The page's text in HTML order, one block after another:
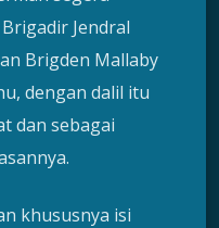
Jendral
Brigden Mallaby
dengan dalil itu
dan sebagai
khususnya isi